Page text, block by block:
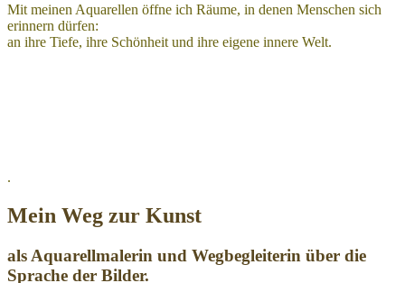
Mit meinen Aquarellen öffne ich Räume, in denen Menschen sich
erinnern dürfen:
an ihre Tiefe, ihre Schönheit und ihre eigene innere Welt.
.
Mein Weg zur Kunst
als Aquarellmalerin und Wegbegleiterin über die
Sprache der Bilder.